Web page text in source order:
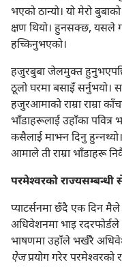
भएको ठान्यो। यो मेरो
क्षण थियो। हुनसक्छ, यसले
हच्किनुभएको।
हजुरबुबा जेलमुक्‍त हुनुभएपछि
ठूलो घरमा बसाइँ सर्नुभयो।
हजुरआमाको राम्रा राम्रा
भाँडाहरूलाई उहाँका
कसैलाई माझ्न दिनु
आमाले ती राम्रा भाँडाहरू
परमेश्‍वरको राज्यसम्बन्धी
प्याटर्सनमा छँदै एक दिन मैले
अधिवेशनमा भाइ
भाषणमा उहाँले भर्खरै
ऐजप्रयोग गरेर परमेश्‍वरको